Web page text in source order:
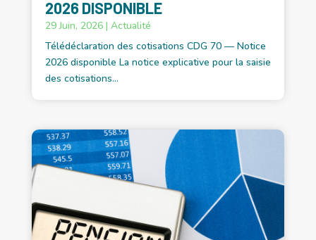
2026 DISPONIBLE
29 Juin, 2026| Actualité
Télédéclaration des cotisations CDG 70 — Notice
2026 disponible La notice explicative pour la saisie
des cotisations...